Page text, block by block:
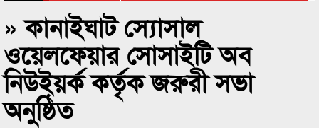
পুরস্কার বিতরণ সম্পন্ন
» কানাইঘাট স্যোসাল
ওয়েলফেয়ার সোসাইটি অব
নিউইয়র্ক কর্তৃক জরুরী সভা
অনুষ্ঠিত